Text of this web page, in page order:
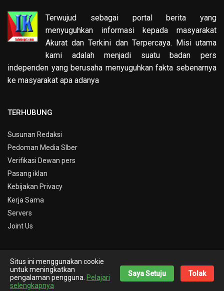
Terwujud sebagai portal berita yang
menyuguhkan informasi kepada masyarakat
Akurat dan Terkini dan Terpercaya. Misi utama
kami adalah menjadi suatu badan pers
independen yang berusaha menyuguhkan fakta sebenarnya
ke masyarakat apa adanya
TERHUBUNG
Susunan Redaksi
Pedoman Media SIber
Verifikasi Dewan pers
Pasang iklan
Kebijakan Privacy
Kerja Sama
Servers
Joint Us
© Copyright 2019 -
Info Kepri
Theme ByNick Desain
Situs ini menggunakan cookie
untuk meningkatkan
pengalaman pengguna. Pelajari
selengkapnya
Saya Setuju Tolak